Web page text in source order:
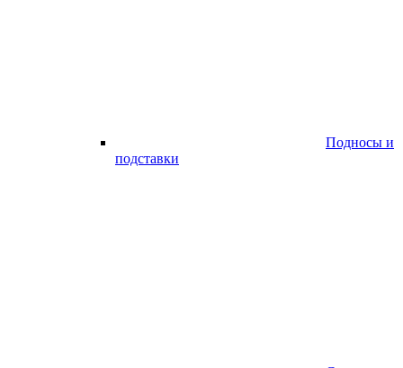
Подносы и
подставки